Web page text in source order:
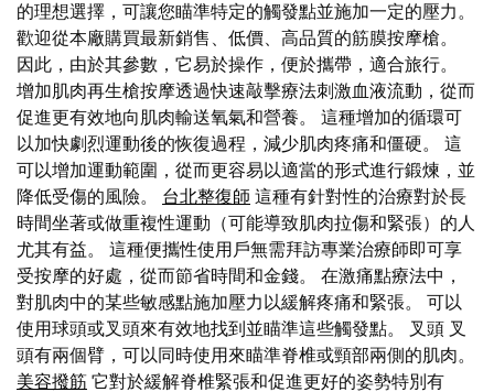
的理想選擇，可讓您瞄準特定的觸發點並施加一定的壓力。
歡迎從本廠購買最新銷售、低價、高品質的筋膜按摩槍。
因此，由於其參數，它易於操作，便於攜帶，適合旅行。
增加肌肉再生槍按摩透過快速敲擊療法刺激血液流動，從而
促進更有效地向肌肉輸送氧氣和營養。 這種增加的循環可
以加快劇烈運動後的恢復過程，減少肌肉疼痛和僵硬。 這
可以增加運動範圍，從而更容易以適當的形式進行鍛煉，並
降低受傷的風險。 台北整復師 這種有針對性的治療對於長
時間坐著或做重複性運動（可能導致肌肉拉傷和緊張）的人
尤其有益。 這種便攜性使用戶無需拜訪專業治療師即可享
受按摩的好處，從而節省時間和金錢。 在激痛點療法中，
對肌肉中的某些敏感點施加壓力以緩解疼痛和緊張。 可以
使用球頭或叉頭來有效地找到並瞄準這些觸發點。 叉頭 叉
頭有兩個臂，可以同時使用來瞄準脊椎或頸部兩側的肌肉。
美容撥筋 它對於緩解脊椎緊張和促進更好的姿勢特別有